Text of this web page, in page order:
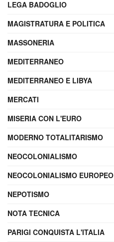
LEGA BADOGLIO
MAGISTRATURA E POLITICA
MASSONERIA
MEDITERRANEO
MEDITERRANEO E LIBYA
MERCATI
MISERIA CON L'EURO
MODERNO TOTALITARISMO
NEOCOLONIALISMO
NEOCOLONIALISMO EUROPEO
NEPOTISMO
NOTA TECNICA
PARIGI CONQUISTA L'ITALIA